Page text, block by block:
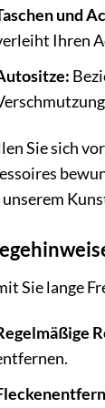
und
Ihren
Sie sich
Sie lange